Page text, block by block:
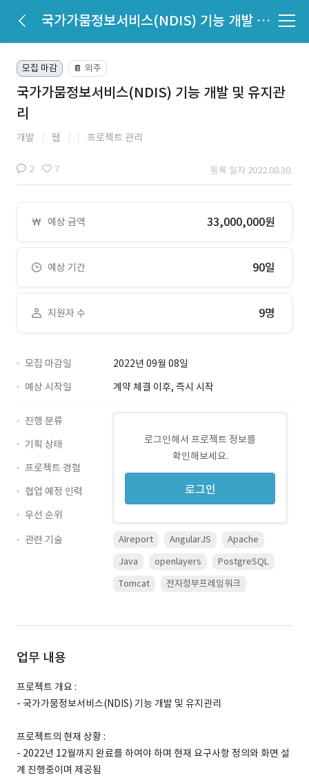
국가가뭄정보서비스(NDIS) 기능 개발 및 유지관리
모집 마감 📔 외주
국가가뭄정보서비스(NDIS) 기능 개발 및 유지관
리
개발 웹 프로젝트 관리
2 7 등록 일자 2022.08.30.
예상 금액 33,000,000원
예상 기간 90일
지원자 수 9명
모집 마감일
2022년 09월 08일
예상 시작일
계약 체결 이후, 즉시 시작
로그인해서 프로젝트 정보를
확인해보세요.
로그인
진행 분류
기획 상태
프로젝트 경험
협업 예정 인력
우선 순위
관련 기술
AIreport AngularJS
Apache
Java
openlayers
PostgreSQL
Tomcat
전자정부프레임워크
업무 내용
프로젝트 개요 :
- 국가가뭄정보서비스(NDIS) 기능 개발 및 유지관리
프로젝트의 현재 상황 :
- 2022년 12월까지 완료를 하여야 하며 현재 요구사항 정의와 화면 설
계 진행중이며 제공됨